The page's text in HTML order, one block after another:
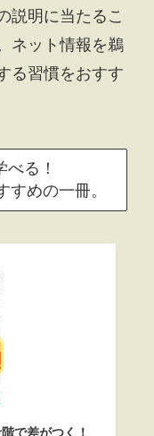
説明に当たるこ
ネット情報を鵜
る習慣をおすす
る！
めの一冊。
で差がつく！